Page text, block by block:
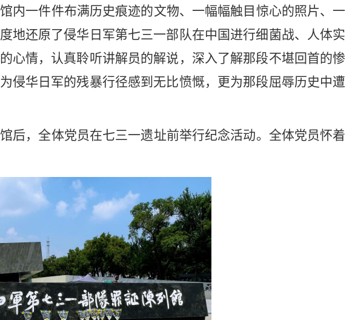
内一件件布满历史痕迹的文物、一幅幅触目惊心的照片、一
地还原了侵华日军第七三一部队在中国进行细菌战、人体实
心情，认真聆听讲解员的解说，深入了解那段不堪回首的惨
侵华日军的残暴行径感到无比愤慨，更为那段屈辱历史中遭
后，全体党员在七三一遗址前举行纪念活动。全体党员怀着